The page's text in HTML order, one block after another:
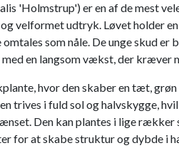
'Holmstrup') er en af de mest
velformet udtryk. Løvet holder
som nåle. De unge skud
en langsom vækst, der
hvor den skaber en tæt,
trives i fuld sol og halvskygge,
Den kan plantes i lige
for at skabe struktur og dybde i